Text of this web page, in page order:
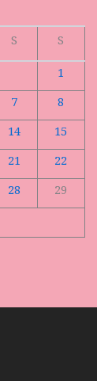
S
S
1
7
8
14
15
21
22
28
29